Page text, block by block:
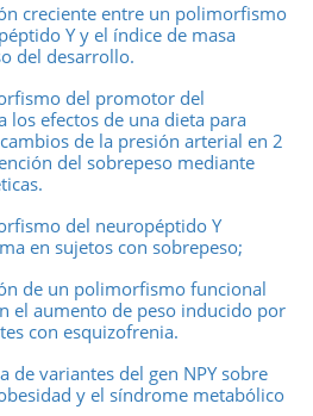
creciente entre un polimorfismo
Y y el índice de masa
del desarrollo.
del promotor del
los efectos de una dieta para
de la presión arterial en 2
del sobrepeso mediante
del neuropéptido Y
en sujetos con sobrepeso;
de un polimorfismo funcional
el aumento de peso inducido por
con esquizofrenia.
de variantes del gen NPY sobre
y el síndrome metabólico